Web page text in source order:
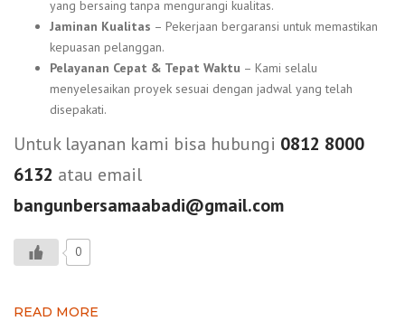
yang bersaing tanpa mengurangi kualitas.
Jaminan Kualitas – Pekerjaan bergaransi untuk memastikan
kepuasan pelanggan.
Pelayanan Cepat & Tepat Waktu – Kami selalu
menyelesaikan proyek sesuai dengan jadwal yang telah
disepakati.
Untuk layanan kami bisa hubungi 0812 8000
6132 atau email
bangunbersamaabadi@gmail.com
0
READ MORE